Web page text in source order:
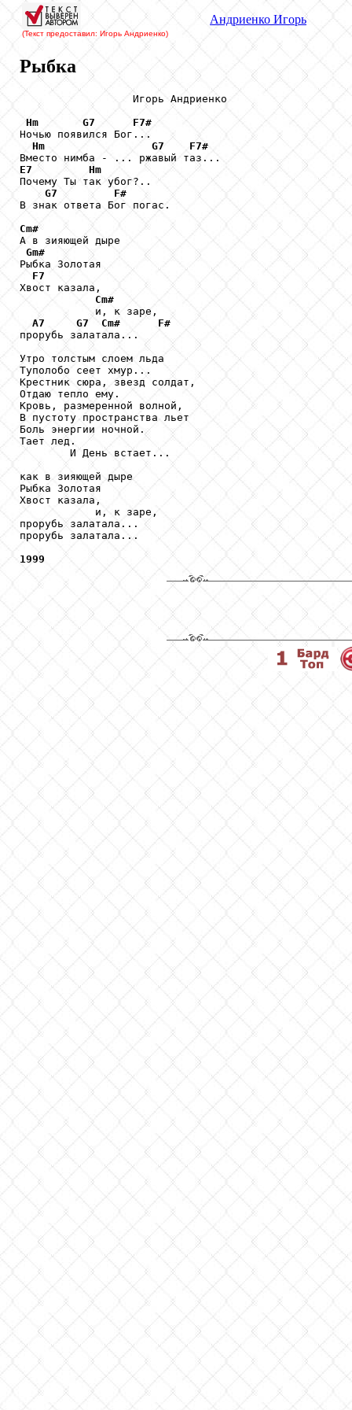
(Текст предоставил: Игорь Андриенко)
Андриенко Игорь
Рыбка
                  Игорь Андриенко
Hm
G7
F7#
Ночью появился Бог...
Hm
G7
F7#
E7
Hm
Почему Ты так убог?..
G7
F#
В знак ответа Бог погас.
Cm#
А в зияющей дыре
Gm#
Рыбка Золотая
F7
Хвост казала,
Cm#
            и, к заре,
A7
G7 Cm#
F#
прорубь залатала...
Утро толстым слоем льда
Туполобо сеет хмур...
Крестник сюра, звезд солдат,
Отдаю тепло ему.
Кровь, размеренной волной,
В пустоту пространства льет
Боль энергии ночной.
Тает лед.
        И День встает...
как в зияющей дыре
Рыбка Золотая
Хвост казала,
            и, к заре,
прорубь залатала...
прорубь залатала...
1999